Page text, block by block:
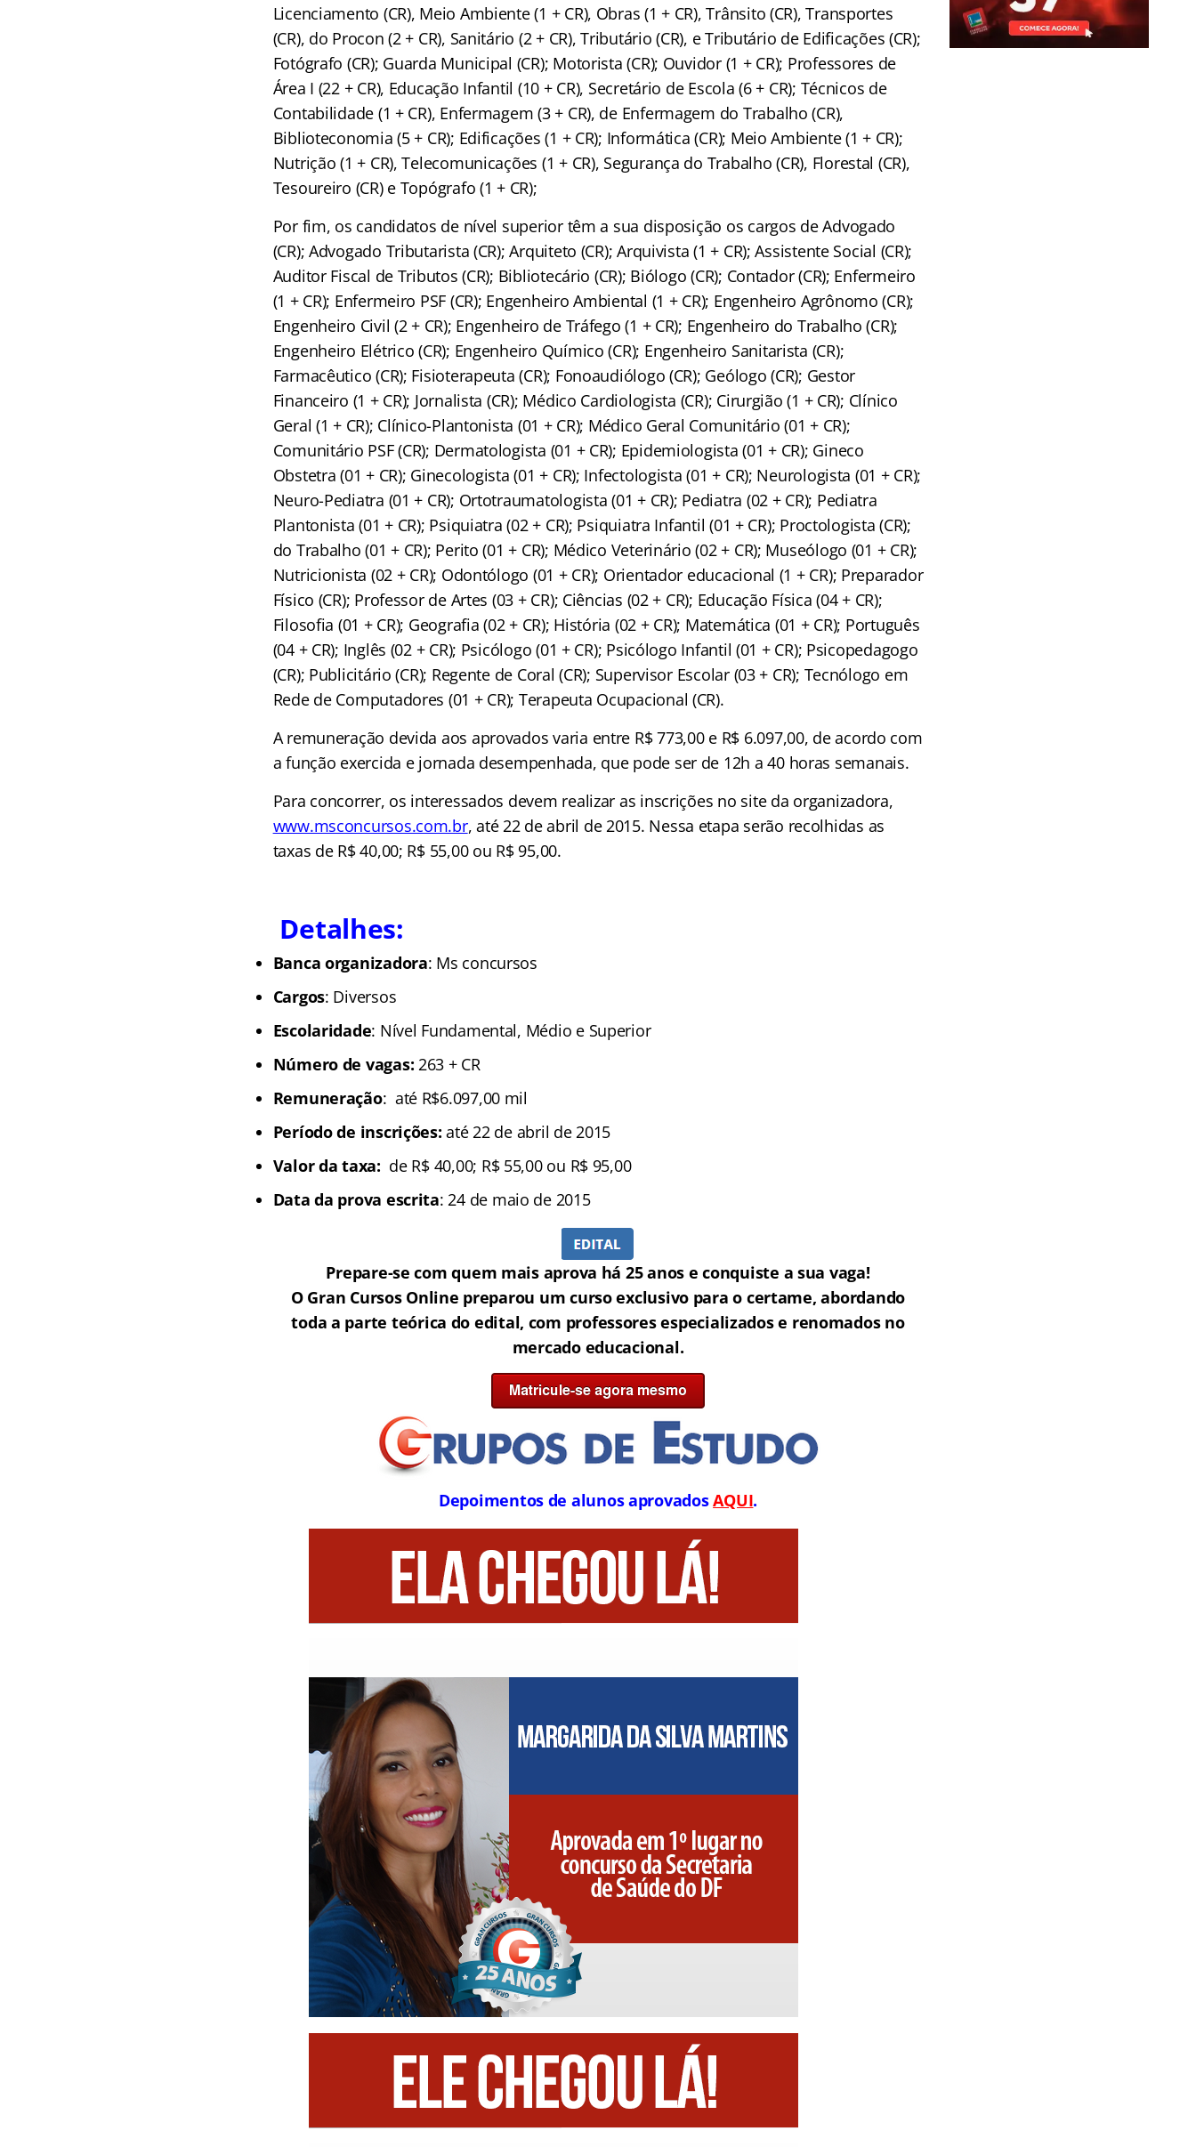
Licenciamento (CR), Meio Ambiente (1 + CR), Obras (1 + CR), Trânsito (CR), Transportes
(CR), do Procon (2 + CR), Sanitário (2 + CR), Tributário (CR), e Tributário de Edificações (CR);
Fotógrafo (CR); Guarda Municipal (CR); Motorista (CR); Ouvidor (1 + CR); Professores de
Área I (22 + CR), Educação Infantil (10 + CR), Secretário de Escola (6 + CR); Técnicos de
Contabilidade (1 + CR), Enfermagem (3 + CR), de Enfermagem do Trabalho (CR),
Biblioteconomia (5 + CR); Edificações (1 + CR); Informática (CR); Meio Ambiente (1 + CR);
Nutrição (1 + CR), Telecomunicações (1 + CR), Segurança do Trabalho (CR), Florestal (CR),
Tesoureiro (CR) e Topógrafo (1 + CR);
Por fim, os candidatos de nível superior têm a sua disposição os cargos de Advogado
(CR); Advogado Tributarista (CR); Arquiteto (CR); Arquivista (1 + CR); Assistente Social (CR);
Auditor Fiscal de Tributos (CR); Bibliotecário (CR); Biólogo (CR); Contador (CR); Enfermeiro
(1 + CR); Enfermeiro PSF (CR); Engenheiro Ambiental (1 + CR); Engenheiro Agrônomo (CR);
Engenheiro Civil (2 + CR); Engenheiro de Tráfego (1 + CR); Engenheiro do Trabalho (CR);
Engenheiro Elétrico (CR); Engenheiro Químico (CR); Engenheiro Sanitarista (CR);
Farmacêutico (CR); Fisioterapeuta (CR); Fonoaudiólogo (CR); Geólogo (CR); Gestor
Financeiro (1 + CR); Jornalista (CR); Médico Cardiologista (CR); Cirurgião (1 + CR); Clínico
Geral (1 + CR); Clínico-Plantonista (01 + CR); Médico Geral Comunitário (01 + CR);
Comunitário PSF (CR); Dermatologista (01 + CR); Epidemiologista (01 + CR); Gineco
Obstetra (01 + CR); Ginecologista (01 + CR); Infectologista (01 + CR); Neurologista (01 + CR);
Neuro-Pediatra (01 + CR); Ortotraumatologista (01 + CR); Pediatra (02 + CR); Pediatra
Plantonista (01 + CR); Psiquiatra (02 + CR); Psiquiatra Infantil (01 + CR); Proctologista (CR);
do Trabalho (01 + CR); Perito (01 + CR); Médico Veterinário (02 + CR); Museólogo (01 + CR);
Nutricionista (02 + CR); Odontólogo (01 + CR); Orientador educacional (1 + CR); Preparador
Físico (CR); Professor de Artes (03 + CR); Ciências (02 + CR); Educação Física (04 + CR);
Filosofia (01 + CR); Geografia (02 + CR); História (02 + CR); Matemática (01 + CR); Português
(04 + CR); Inglês (02 + CR); Psicólogo (01 + CR); Psicólogo Infantil (01 + CR); Psicopedagogo
(CR); Publicitário (CR); Regente de Coral (CR); Supervisor Escolar (03 + CR); Tecnólogo em
Rede de Computadores (01 + CR); Terapeuta Ocupacional (CR).
A remuneração devida aos aprovados varia entre R$ 773,00 e R$ 6.097,00, de acordo com
a função exercida e jornada desempenhada, que pode ser de 12h a 40 horas semanais.
Para concorrer, os interessados devem realizar as inscrições no site da organizadora,
www.msconcursos.com.br, até 22 de abril de 2015. Nessa etapa serão recolhidas as
taxas de R$ 40,00; R$ 55,00 ou R$ 95,00.
Detalhes:
Banca organizadora: Ms concursos
Cargos: Diversos
Escolaridade: Nível Fundamental, Médio e Superior
Número de vagas: 263 + CR
Remuneração: até R$6.097,00 mil
Período de inscrições: até 22 de abril de 2015
Valor da taxa: de R$ 40,00; R$ 55,00 ou R$ 95,00
Data da prova escrita: 24 de maio de 2015
Prepare-se com quem mais aprova há 25 anos e conquiste a sua vaga!
O Gran Cursos Online preparou um curso exclusivo para o certame, abordando
toda a parte teórica do edital, com professores especializados e renomados no
mercado educacional.
Depoimentos de alunos aprovadosAQUI.